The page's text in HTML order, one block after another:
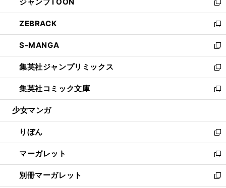
で
開
く
ド
ウ
で
開
く
ィ
ン
ド
ウ
で
開
く
い
ウ
ィ
ン
ド
ウ
で
開
く
新
し
い
ウ
ィ
ン
ド
ウ
で
開
ZEBRACK
新
し
い
ウ
ィ
ン
ド
ウ
開
く
S-MANGA
新
し
い
ウ
ィ
ン
ウ
で
開
く
集英社ジャンプリミックス
新
し
い
ウ
ン
ド
ウ
で
開
く
集英社コミック文庫
新
し
ウ
ィ
ン
ド
ウ
で
開
少女マンガ
りぼん
新
し
い
ウ
ィ
マーガレット
新
し
い
別冊マーガレット
新